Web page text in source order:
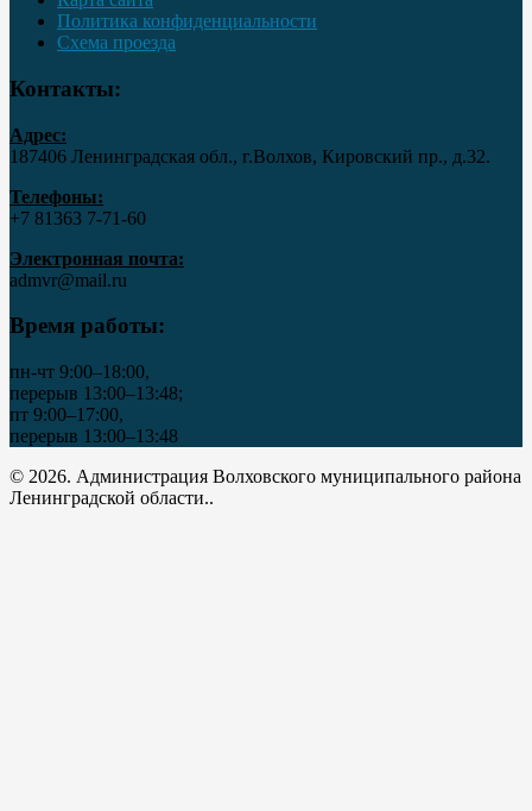
Политика конфиденциальности
Схема проезда
Контакты:
Адрес:
187406 Ленинградская обл., г.Волхов, Кировский пр., д.32.
Телефоны:
+7 81363 7‑71-60
Электронная почта:
admvr@mail.ru
Время работы:
пн-чт 9:00–18:00,
перерыв 13:00–13:48;
пт 9:00–17:00,
перерыв 13:00–13:48
© 2026. Администрация Волховского муниципального района
Ленинградской области..